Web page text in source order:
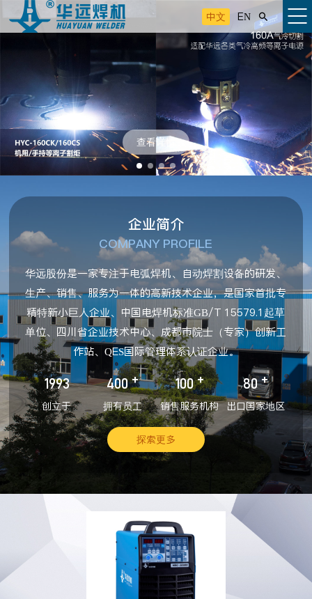
中文 EN 
查看详情
企业简介
COMPANY PROFILE
华远股份是一家专注于电弧焊机、自动焊割设备的研发、
生产、销售、服务为一体的高新技术企业，是国家首批专
精特新小巨人企业、中国电焊机标准GB/T 15579.1起草
单位、四川省企业技术中心、成都市院士（专家）创新工
作站、QES国际管理体系认证企业。
1993
创立于
400 +
拥有员工
100 +
销售服务机构
80 +
出口国家地区
探索更多